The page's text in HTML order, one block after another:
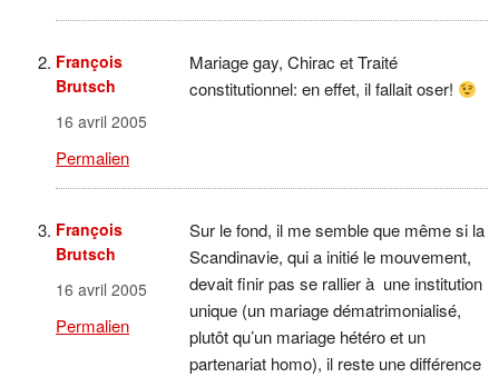
François
Brutsch
16 avril 2005
Permalien
Mariage gay, Chirac et Traité
constitutionnel: en effet, il fallait oser!
François
Brutsch
16 avril 2005
Permalien
Sur le fond, il me semble que même si la
Scandinavie, qui a initié le mouvement,
devait finir pas se rallier à une institution
unique (un mariage dématrimonialisé,
plutôt qu’un mariage hétéro et un
partenariat homo), il reste une différence